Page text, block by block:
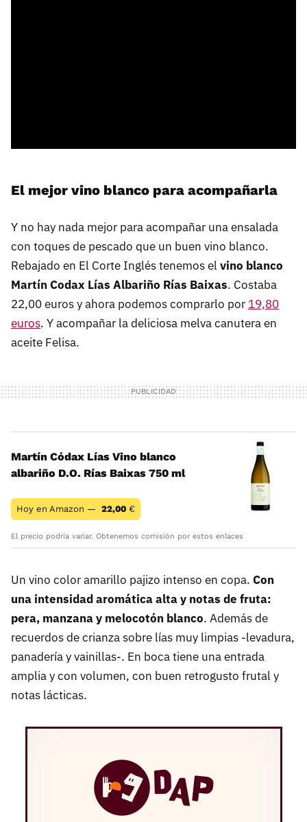
El mejor vino blanco para acompañarla
Y no hay nada mejor para acompañar una ensalada
con toques de pescado que un buen vino blanco.
Rebajado en El Corte Inglés tenemos el vino blanco
Martín Codax Lías Albariño Rías Baixas. Costaba
22,00 euros y ahora podemos comprarlo por 19,80
euros. Y acompañar la deliciosa melva canutera en
aceite Felisa.
Martín Códax Lías Vino blanco
albariño D.O. Rías Baixas 750 ml
Hoy en Amazon — 22,00 €
El precio podría variar. Obtenemos comisión por estos enlaces
Un vino color amarillo pajizo intenso en copa. Con
una intensidad aromática alta y notas de fruta:
pera, manzana y melocotón blanco. Además de
recuerdos de crianza sobre lías muy limpias -levadura,
panadería y vainillas-. En boca tiene una entrada
amplia y con volumen, con buen retrogusto frutal y
notas lácticas.